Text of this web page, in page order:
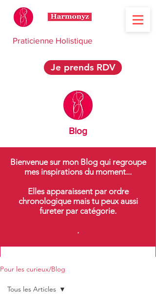
Je prends RDV
Praticienne Holistique
Blog
Bienvenue sur mon Blog qui regroupe
mes inspirations du moment...
Elles apparaissent par ordre
chronologique mais tu peux aussi
fureter par catégorie.
.
Pour les curieux/Blog
Tous les Articles